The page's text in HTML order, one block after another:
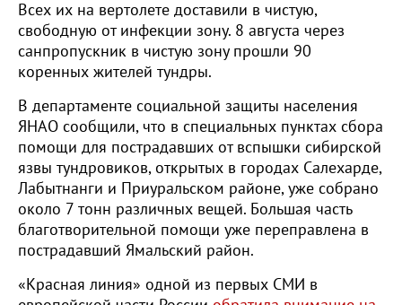
Всех их на вертолете доставили в чистую,
свободную от инфекции зону. 8 августа через
санпропускник в чистую зону прошли 90
коренных жителей тундры.
В департаменте социальной защиты населения
ЯНАО сообщили, что в специальных пунктах сбора
помощи для пострадавших от вспышки сибирской
язвы тундровиков, открытых в городах Салехарде,
Лабытнанги и Приуральском районе, уже собрано
около 7 тонн различных вещей. Большая часть
благотворительной помощи уже переправлена в
пострадавший Ямальский район.
«Красная линия» одной из первых СМИ в